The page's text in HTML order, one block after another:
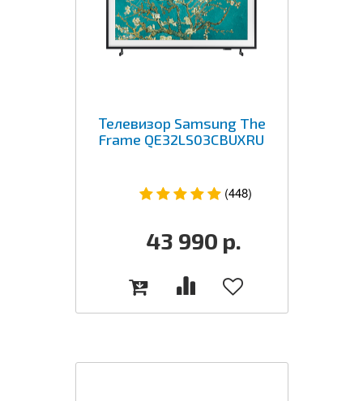
Телевизор Samsung The
Frame QE32LS03CBUXRU
(448)
43 990 р.